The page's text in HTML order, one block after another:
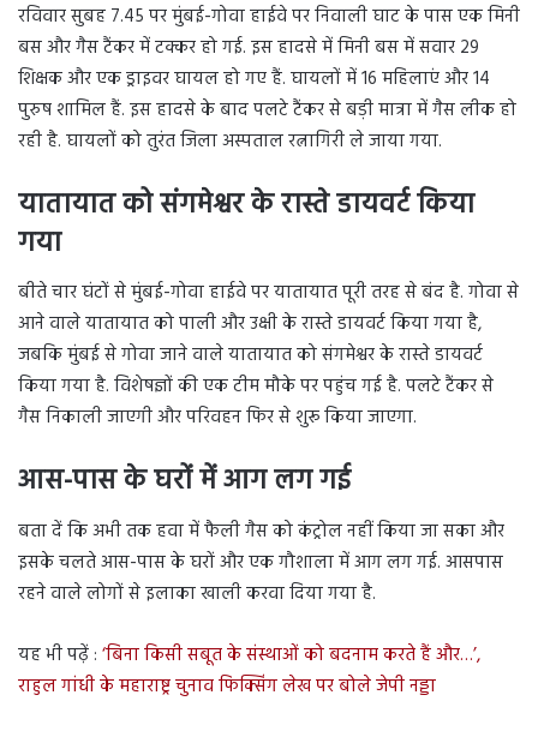
रविवार सुबह 7.45 पर मुंबई-गोवा हाईवे पर निवाली घाट के पास एक मिनी
बस और गैस टैंकर में टक्कर हो गई. इस हादसे में मिनी बस में सवार 29
शिक्षक और एक ड्राइवर घायल हो गए हैं. घायलों में 16 महिलाएं और 14
पुरुष शामिल हैं. इस हादसे के बाद पलटे टैंकर से बड़ी मात्रा में गैस लीक हो
रही है. घायलों को तुरंत जिला अस्पताल रत्नागिरी ले जाया गया.
यातायात को संगमेश्वर के रास्ते डायवर्ट किया
गया
बीते चार घंटों से मुंबई-गोवा हाईवे पर यातायात पूरी तरह से बंद है. गोवा से
आने वाले यातायात को पाली और उक्षी के रास्ते डायवर्ट किया गया है,
जबकि मुंबई से गोवा जाने वाले यातायात को संगमेश्वर के रास्ते डायवर्ट
किया गया है. विशेषज्ञों की एक टीम मौके पर पहुंच गई है. पलटे टैंकर से
गैस निकाली जाएगी और परिवहन फिर से शुरू किया जाएगा.
आस-पास के घरों में आग लग गई
बता दें कि अभी तक हवा में फैली गैस को कंट्रोल नहीं किया जा सका और
इसके चलते आस-पास के घरों और एक गौशाला में आग लग गई. आसपास
रहने वाले लोगों से इलाका खाली करवा दिया गया है.
यह भी पढ़ें : ‘बिना किसी सबूत के संस्थाओं को बदनाम करते हैं और…’,
राहुल गांधी के महाराष्ट्र चुनाव फिक्सिंग लेख पर बोले जेपी नड्डा